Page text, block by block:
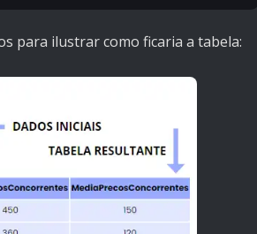
para ilustrar como ficaria a tabela: